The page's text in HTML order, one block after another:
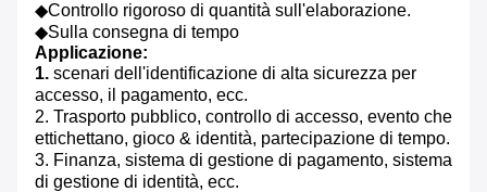
◆Controllo rigoroso di quantità sull'elaborazione.
◆Sulla consegna di tempo
Applicazione:
1. scenari dell'identificazione di alta sicurezza per
accesso, il pagamento, ecc.
2. Trasporto pubblico, controllo di accesso, evento che
ettichettano, gioco & identità, partecipazione di tempo.
3. Finanza, sistema di gestione di pagamento, sistema
di gestione di identità, ecc.